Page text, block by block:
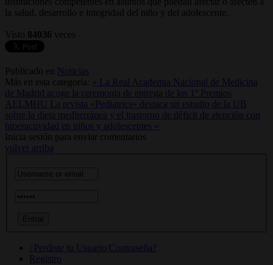
la salud, desarrollo e integridad del niño y del adolescente.
Visto 84036 veces
Publicado en
Noticias
Más en esta categoría: « La Real Academia Nacional de Medicina
de Madrid acoge la ceremonia de entrega de los 1º Premios
AELMHU La revista «Pediatrics» destaca un estudio de la UB
sobre la dieta mediterránea y el trastorno de déficit de atención con
hiperactividad en niños y adolescentes »
Inicia sesión para enviar comentarios
volver arriba
¿Perdiste tu Usuario/Contraseña?
Registro